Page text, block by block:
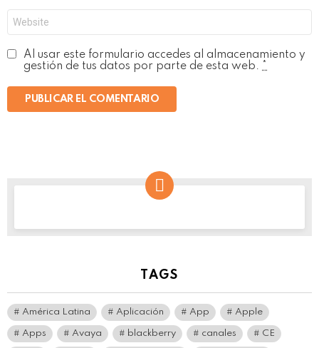
r
l
t
ó
b
Al usar este formulario accedes al almacenamiento y
gestión de tus datos por parte de esta web.
TAGS
América Latina Aplicación App Apple
Apps Avaya blackberry canales CE